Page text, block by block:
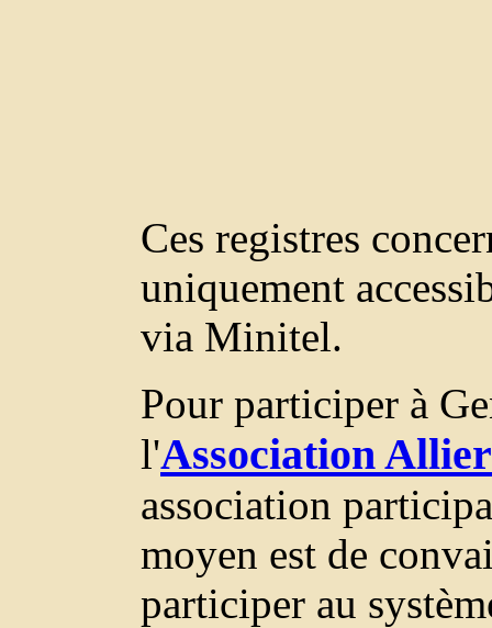
Ces registres
uniquement
via Minitel.
Pour participer à
l'Association
association
moyen est de
participer au